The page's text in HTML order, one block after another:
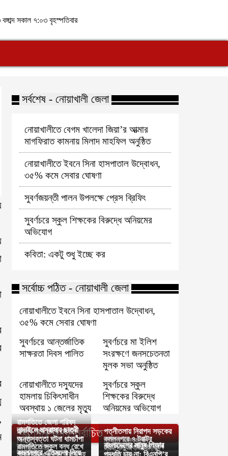
সকাল ৭:০৩ বৃহস্পতিবার
সর্বশেষ - নোয়াখালী জেলা
নোয়াখালীতে বেগম খালেদা জিয়া’র আত্মার
মাগফিরাত কামনায় মিলাদ মাহফিল অনুষ্ঠিত
নোয়াখালীতে ইবনে সিনা হাসপাতাল উদ্বোধন,
৩৫% কমে সেবার ঘোষণা
সুবর্ণজয়ন্তী পালন উপলক্ষে প্রেস ব্রিফিং
সুবর্ণচরে স্কুল শিক্ষকের বিরুদ্ধে অনিয়মের
অভিযোগ
কবিতা: একটু শুধু ইচ্ছে কর
সর্বোচ্চ পঠিত - নোয়াখালী জেলা
নোয়াখালীতে ইবনে সিনা হাসপাতাল উদ্বোধন,
৩৫% কমে সেবার ঘোষণা
সুবর্ণচরে আন্তর্জাতিক
সাক্ষরতা দিবস পালিত
সুবর্ণচরে মা ইলিশ
সংরক্ষণে জনসচেতনতা
মুলক সভা অনুষ্ঠিত
নোয়াখালীতে দস্যুদের
হামলায় চিকিৎসাধীন
অবস্থায় ১ জেলের মৃত্যু
সুবর্ণচরে স্কুল
শিক্ষকের বিরুদ্ধে
অনিয়মের অভিযোগ
আপনার জন্য নির্বাচিত
রামগতিতে জেলা পরিষদ
সদস্য পদে ভিপি হেলাল
বিজয়ী
পত্নীতলায় নিরাপদ সড়কের
দাবিতে মানববন্ধন
নান্দাইলে মাদ্রাসার ছাত্রী
অন্তস্বত্তা ঘটনা ধামচাঁপা
দেওয়ার চেষ্টা
কমলনগরে ৭ ট্রাক্টর
মালিকের অর্থ জরিমানা
রামগতিতে স্কুল বন্ধ রেখে
হোসেনপুরে পানিতে ডুবে
পাকুন্দিয়ায় ৫১ পিস ইয়াবাসহ
বাংলাদেশের মানুষ পিআর
পদ্ধতি চায় না: বিএনপি’র
কমলনগরে এতিমদের নিয়ে